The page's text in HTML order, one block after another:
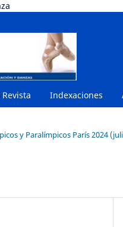
Indexaciones
y Paralímpicos París 2024